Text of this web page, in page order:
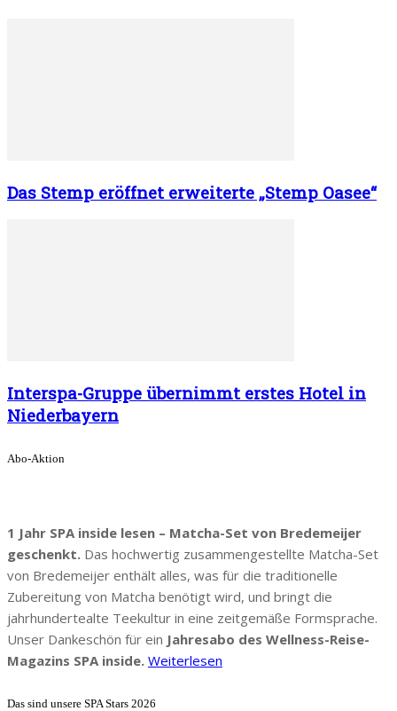
Das Stemp eröffnet erweiterte „Stemp Oasee“
Interspa-Gruppe übernimmt erstes Hotel in
Niederbayern
Abo-Aktion
1 Jahr SPA inside lesen – Matcha-Set von Bredemeijer
geschenkt. Das hochwertig zusammengestellte Matcha-Set
von Bredemeijer enthält alles, was für die traditionelle
Zubereitung von Matcha benötigt wird, und bringt die
jahrhundertealte Teekultur in eine zeitgemäße Formsprache.
Unser Dankeschön für ein Jahresabo des Wellness-Reise-
Magazins SPA inside. Weiterlesen
Das sind unsere SPA Stars 2026